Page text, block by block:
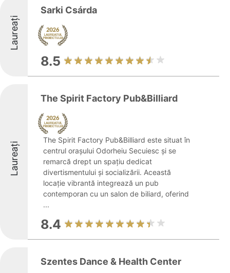
Laureați
Sarki Csárda
8.5
Laureați
The Spirit Factory Pub&Billiard
The Spirit Factory Pub&Billiard este situat în
centrul orașului Odorheiu Secuiesc și se
remarcă drept un spațiu dedicat
divertismentului și socializării. Această
locație vibrantă integrează un pub
contemporan cu un salon de biliard, oferind
...
8.4
Szentes Dance & Health Center